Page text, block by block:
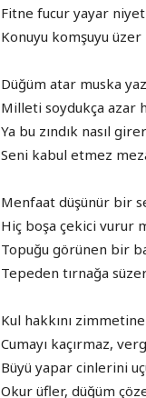
Fitne fucur yayar
Konuyu komşuyu
Düğüm atar muska
Milleti soydukça azar
Ya bu zındık nasıl
Seni kabul etmez
Menfaat düşünür bir
Hiç boşa çekici vurur
Topuğu görünen bir
Tepeden tırnağa
Kul hakkını
Cumayı kaçırmaz,
Büyü yapar cinlerini
Okur üfler, düğüm